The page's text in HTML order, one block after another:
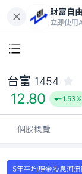
財富自由
立即使用
台富 1454
12.80 -1.53%
個股概覽
5年平均現金股息河流